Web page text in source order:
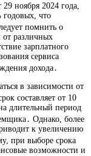
ноября 2024 года,
годовых, что
помнить о
от различных
зарплатного
сервиса
дохода․
в зависимости от
составляет от 10
длительный период
Однако, более
к увеличению
при выборе срока
возможности и